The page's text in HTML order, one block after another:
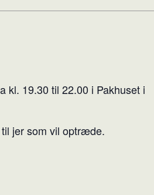
kl. 19.30 til 22.00 i Pakhuset i
jer som vil optræde.